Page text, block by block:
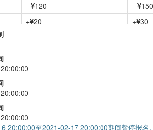
120
150
+ 20 + 30
20:00:00至2021-02-17 20:00:00期间暂停报名。